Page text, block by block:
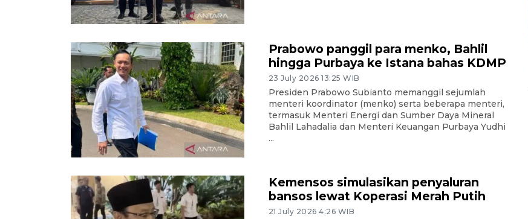
Prabowo panggil para menko, Bahlil
hingga Purbaya ke Istana bahas KDMP
23 July 2026 13:25 WIB
Presiden Prabowo Subianto memanggil sejumlah
menteri koordinator (menko) serta beberapa menteri,
termasuk Menteri Energi dan Sumber Daya Mineral
Bahlil Lahadalia dan Menteri Keuangan Purbaya Yudhi
...
Kemensos simulasikan penyaluran
bansos lewat Koperasi Merah Putih
21 July 2026 4:26 WIB
pembentukan wilayah
pertambangan rakyat
04 August 2026 12:49 WIB